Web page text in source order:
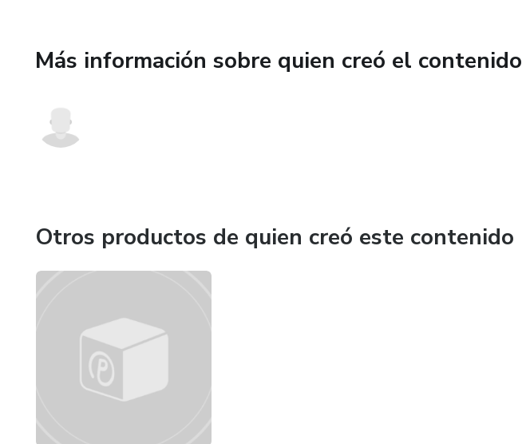
Más información sobre quien creó el contenido
Otros productos de quien creó este contenido